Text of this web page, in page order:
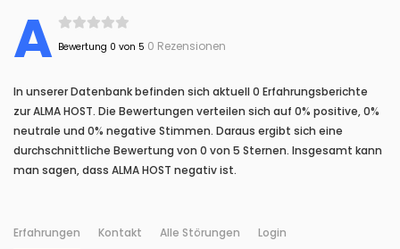
A Bewertung 0 von 5 0 Rezensionen
In unserer Datenbank befinden sich aktuell 0 Erfahrungsberichte
zur ALMA HOST. Die Bewertungen verteilen sich auf 0% positive, 0%
neutrale und 0% negative Stimmen. Daraus ergibt sich eine
durchschnittliche Bewertung von 0 von 5 Sternen. Insgesamt kann
man sagen, dass ALMA HOST negativ ist.
Erfahrungen Kontakt Alle Störungen Login